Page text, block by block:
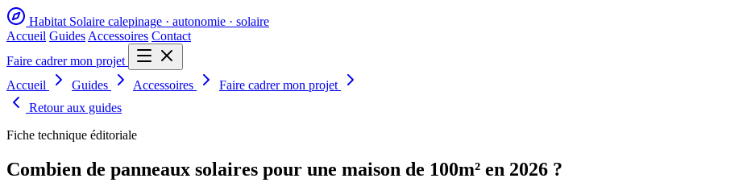
Habitat Solaire calepinage · autonomie · solaire
Accueil Guides Accessoires Contact
Faire cadrer mon projet
Accueil
Guides Accessoires
Faire cadrer mon projet
Retour aux guides
Fiche technique éditoriale
Combien de panneaux solaires pour une maison de 100m² en 2026 ?